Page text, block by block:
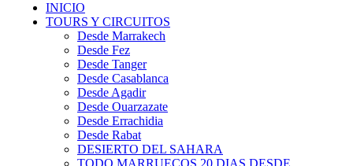
INICIO
TOURS Y CIRCUITOS
Desde Marrakech
Desde Fez
Desde Tanger
Desde Casablanca
Desde Agadir
Desde Ouarzazate
Desde Errachidia
Desde Rabat
DESIERTO DEL SAHARA
TODO MARRUECOS 20 DIAS DESDE